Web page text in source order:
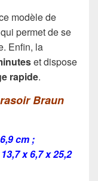
modèle de
permet de se
Enfin, la
et dispose
rapide.
Braun
cm ;
x 6,7 x 25,2